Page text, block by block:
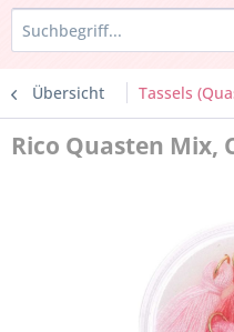
Übersicht Tassels
Rico Quasten Mix,